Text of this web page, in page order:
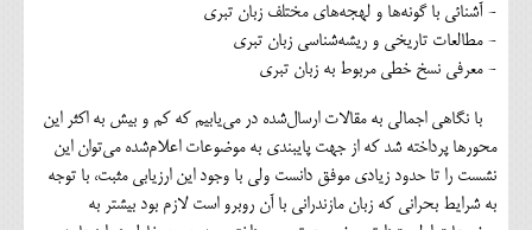
- آشنائی با گونه‌ها و لهجه‌های مختلف زبان تبری
- مطالعات تاریخی و ریشه‌شناسی زبان تبری
- معرفی نسخ خطی مربوط به زبان تبری
با نگاهی اجمالی به مقالات ارسال‌شده در می‌یابیم که کم و بیش به اکثر این
محورها پرداخته شد که از جهت پایبندی به موضوعات اعلام‌شده می‌توان این
نشست را تا حدود زیادی موفق دانست ولی با وجود این ارزیابی مثبت، با توجه
به شرایط بحرانی که زبان مازندرانی با آن روبرو است لازم بود بیشتر به